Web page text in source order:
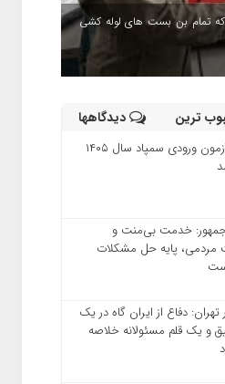
که تمام بن بست های لوله کشی
ترین دیدگاهها
نتیجه آزمون ورودی سمپاد سال ۱۴۰۵
خدمت بی‌منت و
مردمی، پایه حل مشکلات
تهران: دفاع از ایران گاه در یک
و یک قلم مسئولانه خلاصه